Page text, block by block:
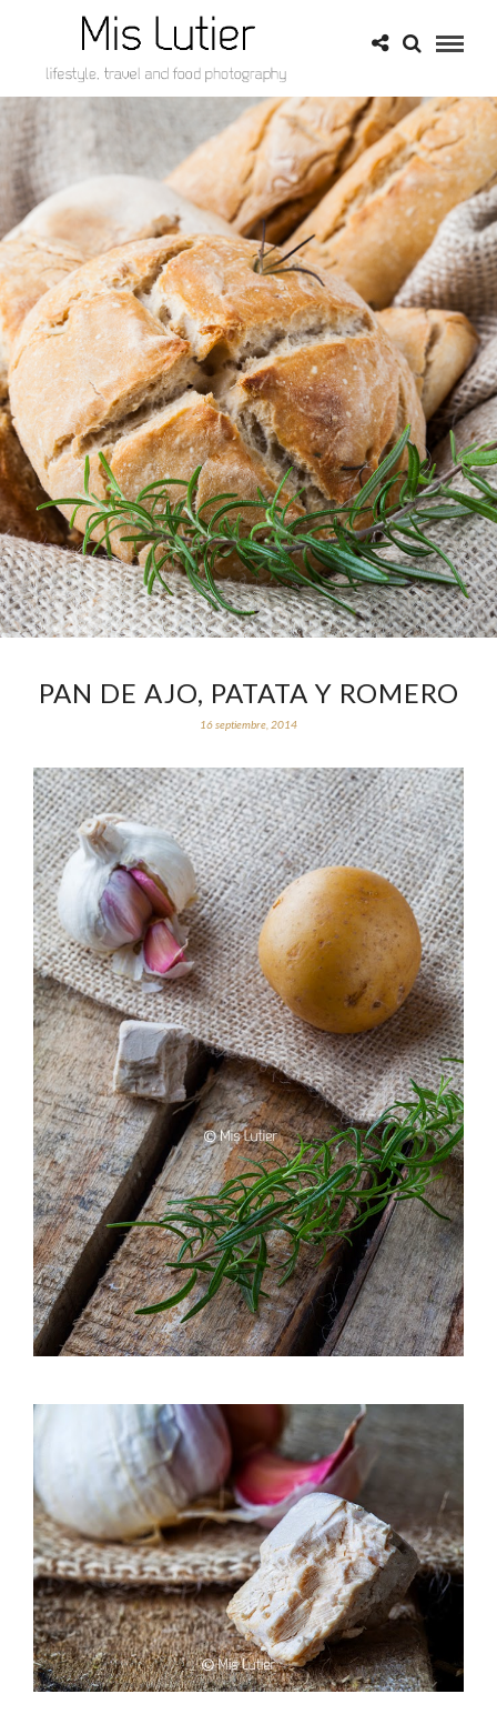
PAN DE AJO, PATATA Y ROMERO
16 septiembre, 2014